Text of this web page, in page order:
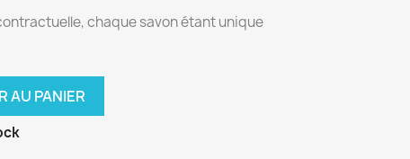
chaque savon étant unique
AU PANIER